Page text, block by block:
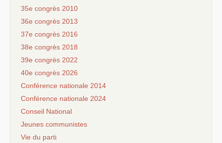
35e congrès 2010
36e congrès 2013
37e congrès 2016
38e congrès 2018
39e congrès 2022
40e congrès 2026
Conférence nationale 2014
Conférence nationale 2024
Conseil National
Jeunes communistes
Vie du parti